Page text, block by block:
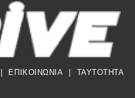
ΕΠΙΚΟΙΝΩΝΙΑ TAYTOTHTA